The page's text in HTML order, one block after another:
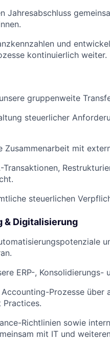
Jahresabschluss
und
kontinuierlich weiter.
gruppenweite
steuerlicher
Zusammenarbeit mit
steuerlichen
& Digitalisierung
ERP-,
Prozesse über
Practices.
Richtlinien sowie
mit IT und